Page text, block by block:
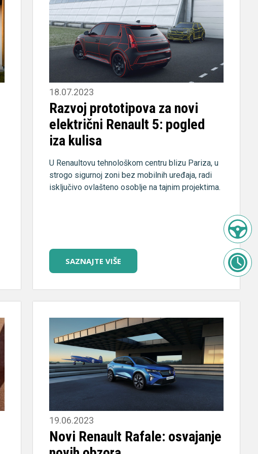
18.07.2023
Razvoj prototipova za novi
električni Renault 5: pogled
iza kulisa
U Renaultovu tehnološkom centru blizu Pariza, u
strogo sigurnoj zoni bez mobilnih uređaja, radi
isključivo ovlašteno osoblje na tajnim projektima.
SAZNAJTE VIŠE
19.06.2023
Novi Renault Rafale: osvajanje